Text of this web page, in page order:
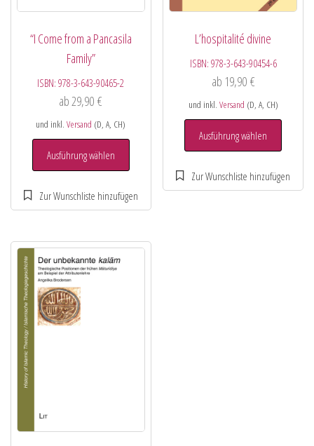
“I Come from a Pancasila
Family”
ISBN:978-3-643-90465-2
ab29,90€
und inkl.Versand (D, A, CH)
Ausführung wählen
L’hospitalité divine
ISBN: 978-3-643-90454-6
ab 19,90 €
und inkl. Versand (D, A, CH)
Ausführung wählen